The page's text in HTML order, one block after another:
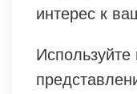
интерес к
Используйте